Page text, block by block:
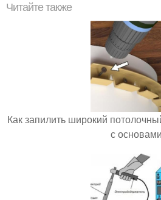
Читайте также
Как запилить широкий
с основами